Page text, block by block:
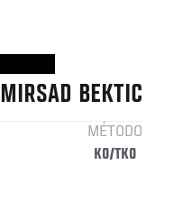
MIRSAD BEKTIC
MÉTODO
KO/TKO